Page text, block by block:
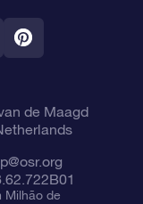
de Maagd
Milhão de